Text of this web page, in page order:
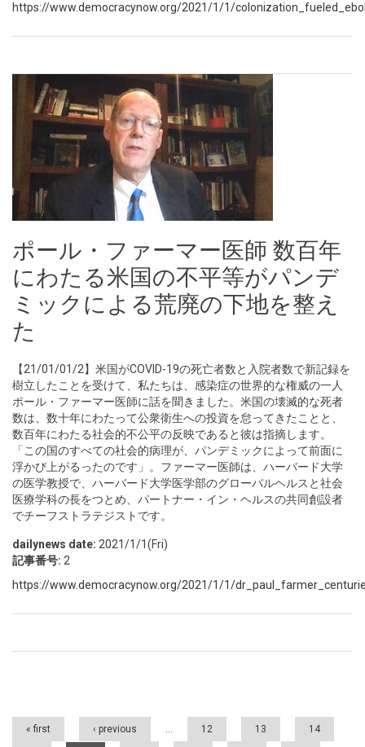
https://www.democracynow.org/2021/1/1/
ポール・ファーマー医師 数百年
にわたる米国の不平等がパンデ
ミックによる荒廃の下地を整え
た
【21/01/01/2】米国がCOVID-19の死亡者数と入院者数で新記録を
樹立したことを受けて、私たちは、感染症の世界的な権威の一人
ポール・ファーマー医師に話を聞きました。米国の壊滅的な死者
数は、数十年にわたって公衆衛生への投資を怠ってきたことと、
数百年にわたる社会的不公平の反映であると彼は指摘します。
「この国のすべての社会的病理が、パンデミックによって前面に
浮かび上がるったのです」。ファーマー医師は、ハーバード大学
の医学教授で、ハーバード大学医学部のグローバルヘルスと社会
医療学科の長をつとめ、パートナー・イン・ヘルスの共同創設者
でチーフストラテジストです。
dailynews date: 2021/1/1(Fri)
記事番号: 2
https://www.democracynow.org/2021/1/1/
« first ‹ previous … 12 13 14